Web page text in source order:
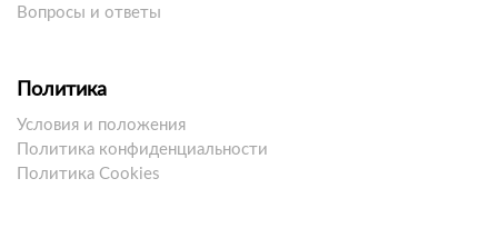
Вопросы и ответы
Политика
Условия и положения
Политика конфиденциальности
Политика Cookies